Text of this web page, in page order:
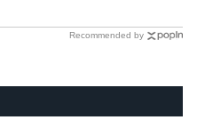
Recommended by